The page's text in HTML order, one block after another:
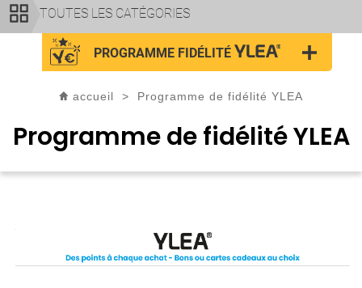
TOUTES LES CATÉGORIES
PROGRAMME FIDÉLITÉ
accueil > Programme de fidélité YLEA
Programme de fidélité YLEA